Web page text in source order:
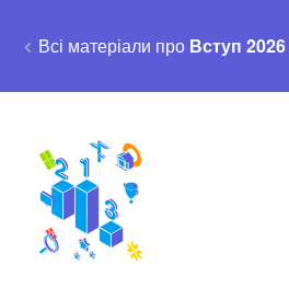
Всі матеріали про Вступ 2026